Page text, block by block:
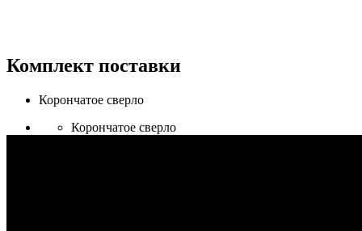
Комплект поставки
Корончатое сверло
Корончатое сверло